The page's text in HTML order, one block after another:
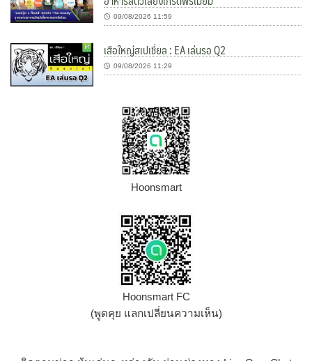
09/08/2026 11:59
เสือใหญ่สเปเชี่ยล : EA เล่นรอ Q2
09/08/2026 11:29
Hoonsmart
Hoonsmart FC
(พูดคุย แลกเปลี่ยนความเห็น)